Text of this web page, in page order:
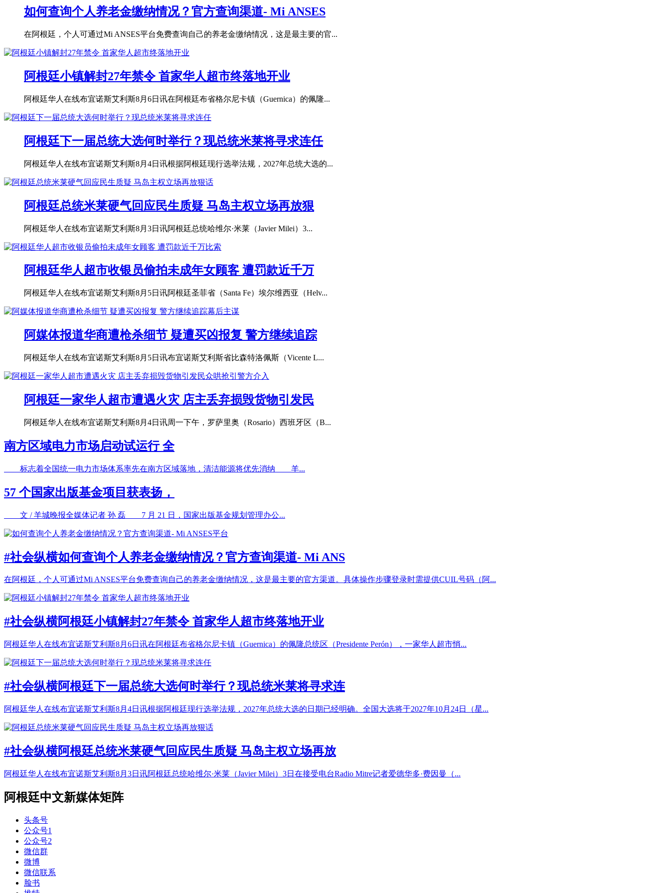
如何查询个人养老金缴纳情况？官方查询渠道- Mi ANSES
在阿根廷，个人可通过Mi ANSES平台免费查询自己的养老金缴纳情况，这是最主要的官...
阿根廷小镇解封27年禁令 首家华人超市终落地开业
阿根廷华人在线布宜诺斯艾利斯8月6日讯在阿根廷布省格尔尼卡镇（Guernica）的佩隆...
阿根廷下一届总统大选何时举行？现总统米莱将寻求连任
阿根廷华人在线布宜诺斯艾利斯8月4日讯根据阿根廷现行选举法规，2027年总统大选的...
阿根廷总统米莱硬气回应民生质疑 马岛主权立场再放狠
阿根廷华人在线布宜诺斯艾利斯8月3日讯阿根廷总统哈维尔·米莱（Javier Milei）3...
阿根廷华人超市收银员偷拍未成年女顾客 遭罚款近千万
阿根廷华人在线布宜诺斯艾利斯8月5日讯阿根廷圣菲省（Santa Fe）埃尔维西亚（Helv...
阿媒体报道华商遭枪杀细节 疑遭买凶报复 警方继续追踪
阿根廷华人在线布宜诺斯艾利斯8月5日讯布宜诺斯艾利斯省比森特洛佩斯（Vicente L...
阿根廷一家华人超市遭遇火灾 店主丢弃损毁货物引发民
阿根廷华人在线布宜诺斯艾利斯8月4日讯周一下午，罗萨里奥（Rosario）西班牙区（B...
南方区域电力市场启动试运行 全
标志着全国统一电力市场体系率先在南方区域落地，清洁能源将优先消纳 羊...
57 个国家出版基金项目获表扬，
文 / 羊城晚报全媒体记者 孙 磊 7 月 21 日，国家出版基金规划管理办公...
#社会纵横如何查询个人养老金缴纳情况？官方查询渠道- Mi ANS
在阿根廷，个人可通过Mi ANSES平台免费查询自己的养老金缴纳情况，这是最主要的官方渠道。具体操作步骤登录时需提供CUIL号码（阿...
#社会纵横阿根廷小镇解封27年禁令 首家华人超市终落地开业
阿根廷华人在线布宜诺斯艾利斯8月6日讯在阿根廷布省格尔尼卡镇（Guernica）的佩隆总统区（Presidente Perón），一家华人超市悄...
#社会纵横阿根廷下一届总统大选何时举行？现总统米莱将寻求连
阿根廷华人在线布宜诺斯艾利斯8月4日讯根据阿根廷现行选举法规，2027年总统大选的日期已经明确。全国大选将于2027年10月24日（星...
#社会纵横阿根廷总统米莱硬气回应民生质疑 马岛主权立场再放
阿根廷华人在线布宜诺斯艾利斯8月3日讯阿根廷总统哈维尔·米莱（Javier Milei）3日在接受电台Radio Mitre记者爱德华多·费因曼（...
阿根廷中文新媒体矩阵
头条号
公众号1
公众号2
微信群
微博
微信联系
脸书